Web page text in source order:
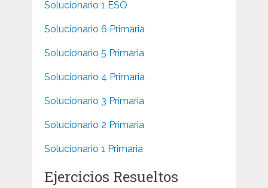
Solucionario 1 ESO
Solucionario 6 Primaria
Solucionario 5 Primaria
Solucionario 4 Primaria
Solucionario 3 Primaria
Solucionario 2 Primaria
Solucionario 1 Primaria
Ejercicios Resueltos